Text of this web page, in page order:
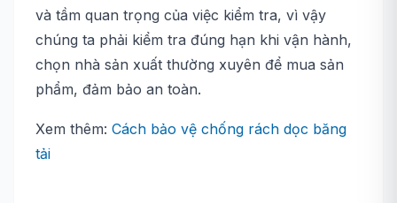
và tầm quan trọng của việc kiểm tra, vì vậy
chúng ta phải kiểm tra đúng hạn khi vận hành,
chọn nhà sản xuất thường xuyên để mua sản
phẩm, đảm bảo an toàn.
Xem thêm: Cách bảo vệ chống rách dọc băng
tải